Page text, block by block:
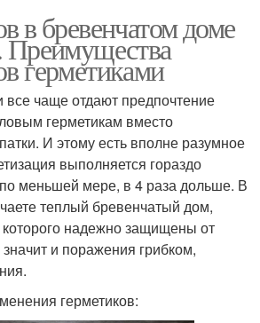
в бревенчатом доме
Преимущества
герметиками
чаще отдают предпочтение
герметикам вместо
И этому есть вполне разумное
выполняется гораздо
меньшей мере, в 4 раза дольше. В
теплый бревенчатый дом,
надежно защищены от
и поражения грибком,
герметиков: